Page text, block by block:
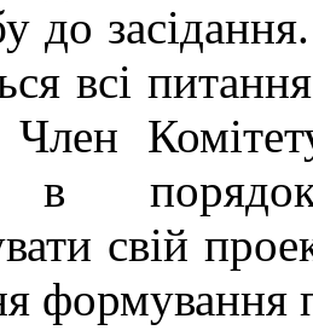
до
всі
Член
в
свій
формування